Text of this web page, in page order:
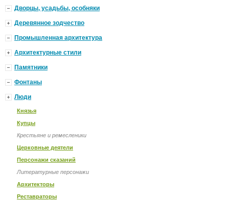
Дворцы, усадьбы, особняки
Деревянное зодчество
Промышленная архитектура
Архитектурные стили
Памятники
Фонтаны
Люди
Князья
Купцы
Крестьяне и ремесленики
Церковные деятели
Персонажи сказаний
Литературные персонажи
Архитекторы
Реставраторы